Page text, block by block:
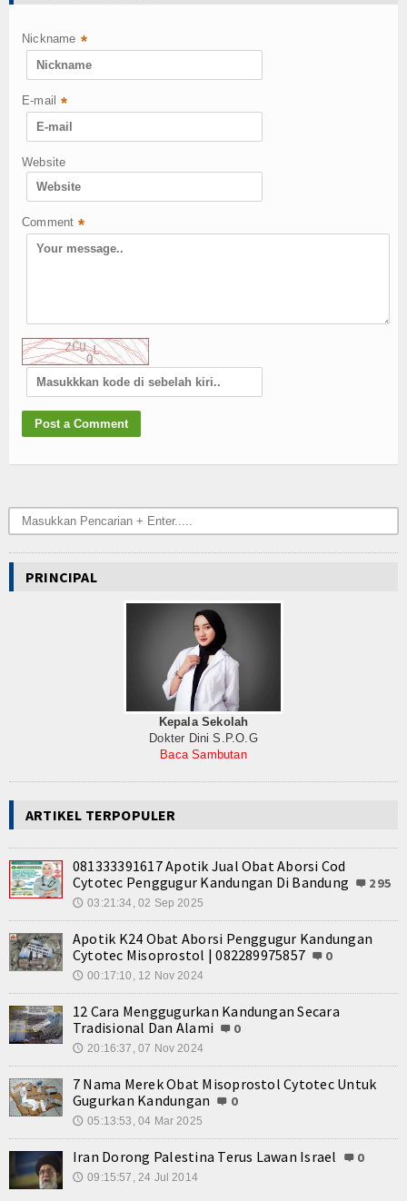
Nickname *
E-mail *
Website
Comment *
PRINCIPAL
Kepala Sekolah
Dokter Dini S.P.O.G
Baca Sambutan
ARTIKEL TERPOPULER
081333391617 Apotik Jual Obat Aborsi Cod
Cytotec Penggugur Kandungan Di Bandung
295
🕔 03:21:34, 02 Sep 2025
Apotik K24 Obat Aborsi Penggugur Kandungan
Cytotec Misoprostol | 082289975857
0
🕔 00:17:10, 12 Nov 2024
12 Cara Menggugurkan Kandungan Secara
Tradisional Dan Alami
0
🕔 20:16:37, 07 Nov 2024
7 Nama Merek Obat Misoprostol Cytotec Untuk
Gugurkan Kandungan
0
🕔 05:13:53, 04 Mar 2025
Iran Dorong Palestina Terus Lawan Israel 0
🕔 09:15:57, 24 Jul 2014